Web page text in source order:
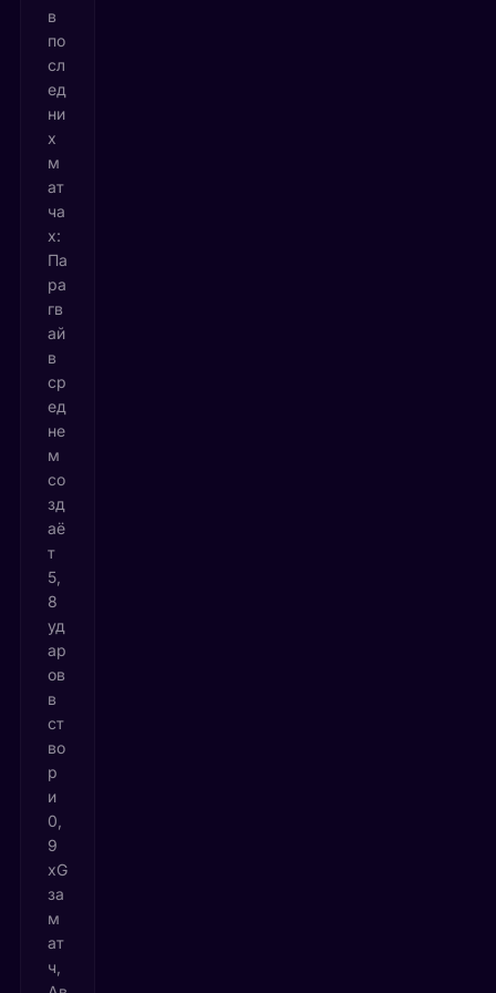
в
по
сл
ед
ни
х
м
ат
ча
х:
Па
ра
гв
ай
в
ср
ед
не
м
со
зд
аё
т
5,
8
уд
ар
ов
в
ст
во
р
и
0,
9
xG
за
м
ат
ч,